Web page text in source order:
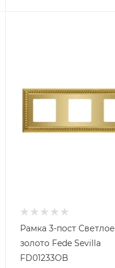
Рамка 3-пост Светлое
золото Fede Sevilla
FD01233OB